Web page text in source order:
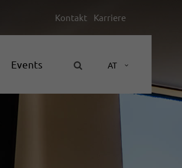
Kontakt Karriere
AT
Events